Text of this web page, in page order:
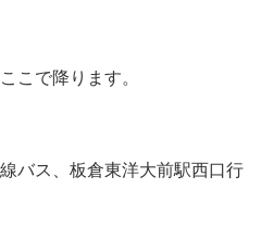
こで降ります。
バス、板倉東洋大前駅西口行